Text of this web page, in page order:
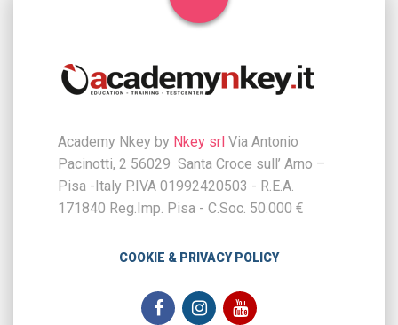
Academy Nkey by Nkey srl Via Antonio
Pacinotti, 2 56029 Santa Croce sull’ Arno –
Pisa -Italy P.IVA 01992420503 - R.E.A.
171840 Reg.Imp. Pisa - C.Soc. 50.000 €
COOKIE & PRIVACY POLICY